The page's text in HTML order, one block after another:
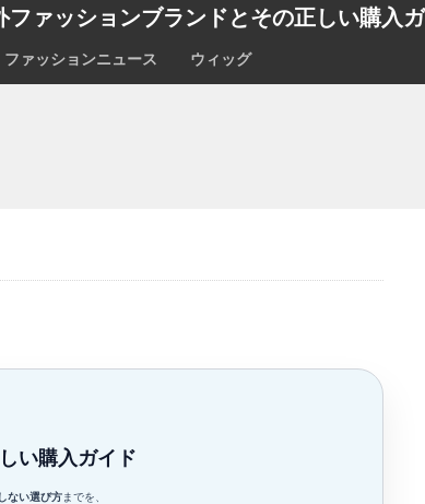
ファッションブランドとその正しい購入
ファッションニュース ウィッグ
い購入ガイド
ない選び方までを、